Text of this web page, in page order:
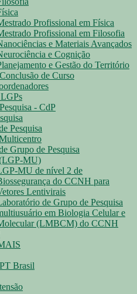
Profissional em Física
Profissional em Filosofia
e Materiais Avançados
e Cognição
e Gestão do Território
de Curso
- CdP
Pesquisa
Grupo de Pesquisa
MU)
MU de nível 2 de
do CCNH para
Lentivirais
de Grupo de Pesquisa
em Biologia Celular e
(LMBCM) do CCNH
Brasil